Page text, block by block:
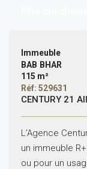
Immeuble
BAB BHAR
115 m²
Réf: 529631
CENTURY 21
L’Agence
un immeuble
ou pour un